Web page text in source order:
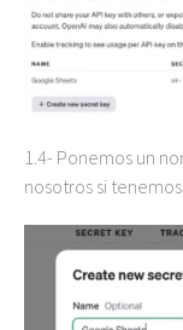
1.4- Ponemos un
nosotros si tenemos